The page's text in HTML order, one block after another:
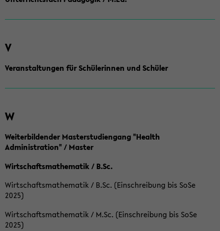
V
Veranstaltungen für Schülerinnen und Schüler
W
Weiterbildender Masterstudiengang "Health
Administration" / Master
Wirtschaftsmathematik / B.Sc.
Wirtschaftsmathematik / B.Sc. (Einschreibung bis SoSe
2025)
Wirtschaftsmathematik / M.Sc. (Einschreibung bis SoSe
2025)